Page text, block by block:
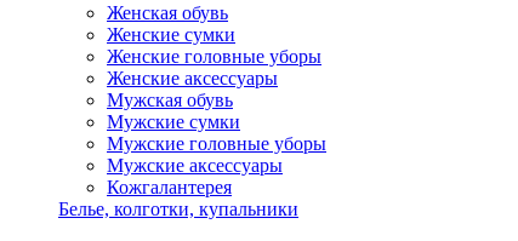
Женская обувь
Женские сумки
Женские головные уборы
Женские аксессуары
Мужская обувь
Мужские сумки
Мужские головные уборы
Мужские аксессуары
Кожгалантерея
Белье, колготки, купальники